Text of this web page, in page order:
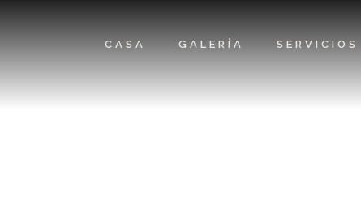
CASA GALERÍA SERVICIOS